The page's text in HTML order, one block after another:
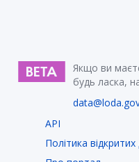
Якщо ви
будь ласка,
API
Політика